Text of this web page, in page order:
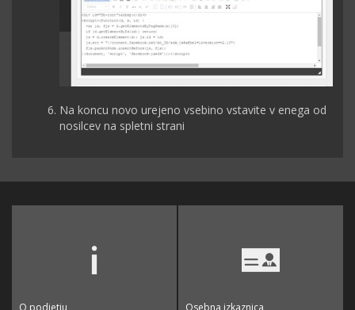
Na koncu novo urejeno vsebino vstavite v enega od
nosilcev na spletni strani
O podjetju Osebna izkaznica